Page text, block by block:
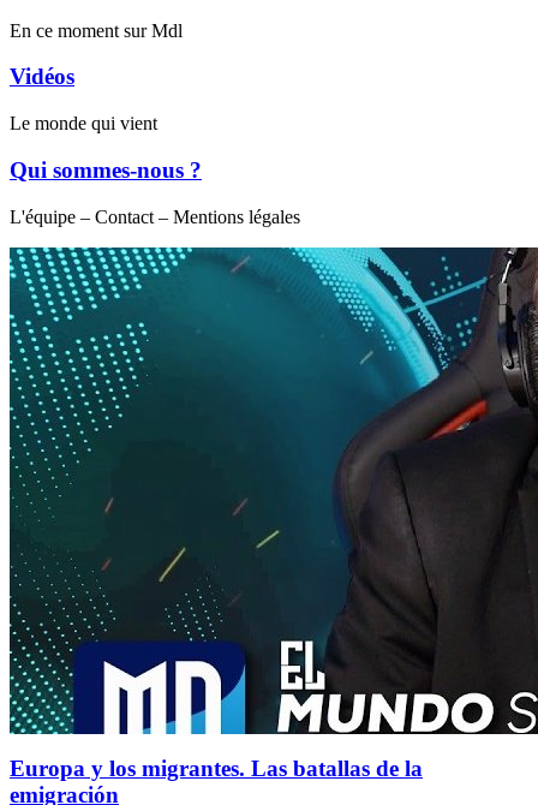
En ce moment sur Mdl
Vidéos
Le monde qui vient
Qui sommes-nous ?
L'équipe – Contact – Mentions légales
Europa y los migrantes. Las batallas de la
emigración